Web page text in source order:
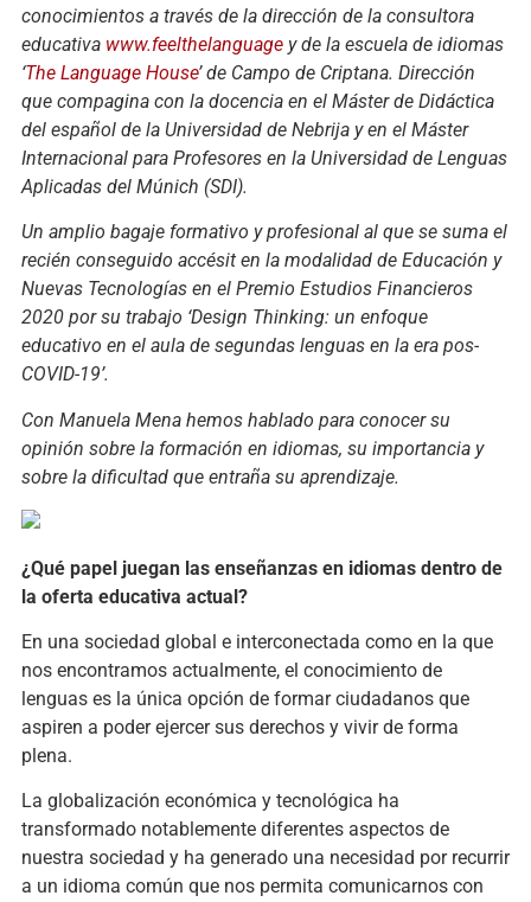
conocimientos a través de la dirección de la consultora
educativa www.feelthelanguagey de la escuela de idiomas
‘The Language House’ de Campo de Criptana. Dirección
que compagina con la docencia en el Máster de Didáctica
del español de la Universidad de Nebrija y en el Máster
Internacional para Profesores en la Universidad de Lenguas
Aplicadas del Múnich (SDI).
Un amplio bagaje formativo y profesional al que se suma el
recién conseguido accésit en la modalidad de Educación y
Nuevas Tecnologías en el Premio Estudios Financieros
2020 por su trabajo ‘Design Thinking: un enfoque
educativo en el aula de segundas lenguas en la era pos-
COVID-19’.
Con Manuela Mena hemos hablado para conocer su
opinión sobre la formación en idiomas, su importancia y
sobre la dificultad que entraña su aprendizaje.
¿Qué papel juegan las enseñanzas en idiomas dentro de
la oferta educativa actual?
En una sociedad global e interconectada como en la que
nos encontramos actualmente, el conocimiento de
lenguas es la única opción de formar ciudadanos que
aspiren a poder ejercer sus derechos y vivir de forma
plena.
La globalización económica y tecnológica ha
transformado notablemente diferentes aspectos de
nuestra sociedad y ha generado una necesidad por recurrir
a un idioma común que nos permita comunicarnos con